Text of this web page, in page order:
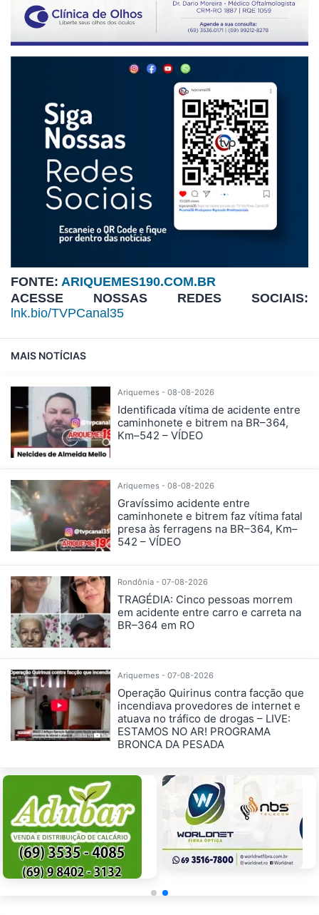
FONTE: ARIQUEMES190.COM.BR
ACESSE NOSSAS REDES SOCIAIS:
lnk.bio/TVPCanal35
MAIS NOTÍCIAS
Ariquemes - 08-08-2026
Identificada vítima de acidente entre
caminhonete e bitrem na BR–364,
Km–542 – VÍDEO
Ariquemes - 08-08-2026
Gravíssimo acidente entre
caminhonete e bitrem faz vítima fatal
presa às ferragens na BR–364, Km–
542 – VÍDEO
Rondônia - 07-08-2026
TRAGÉDIA: Cinco pessoas morrem
em acidente entre carro e carreta na
BR–364 em RO
Ariquemes - 07-08-2026
Operação Quirinus contra facção que
incendiava provedores de internet e
atuava no tráfico de drogas – LIVE:
ESTAMOS NO AR! PROGRAMA
BRONCA DA PESADA